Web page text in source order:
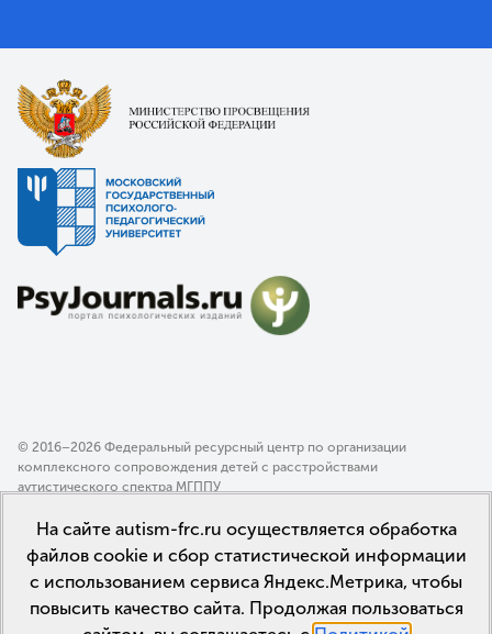
© 2016–2026 Федеральный ресурсный центр по организации
комплексного сопровождения детей с расстройствами
аутистического спектра МГППУ
Политика конфиденциальности
Пользовательское соглашение
На сайте autism-frc.ru осуществляется обработка
файлов cookie и сбор статистической информации
с использованием сервиса Яндекс.Метрика, чтобы
повысить качество сайта. Продолжая пользоваться